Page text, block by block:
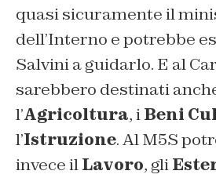
quasi sicuramente il
dell’Interno e potrebbe
Salvini a guidarlo. E al
sarebbero destinati
l’Agricoltura, iBeni
l’Istruzione. Al M5S
invece ilLavoro, gli